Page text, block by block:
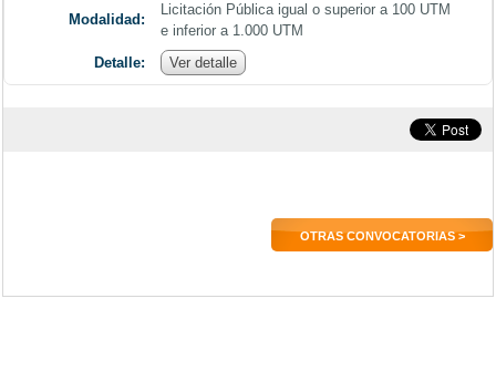
Modalidad:
Licitación Pública igual o superior a 100 UTM
e inferior a 1.000 UTM
Detalle:
Ver detalle
OTRAS CONVOCATORIAS >